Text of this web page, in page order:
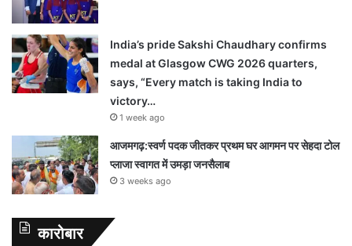
India’s pride Sakshi Chaudhary confirms
medal at Glasgow CWG 2026 quarters,
says, “Every match is taking India to
victory…
1 week ago
आजमगढ़:स्वर्ण पदक जीतकर प्रथम घर आगमन पर सेहदा टोल
प्लाजा स्वागत में उमड़ा जनसैलाब
3 weeks ago
कारोबार